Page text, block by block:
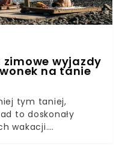
wyjazdy
na tanie
tym taniej,
to doskonały
wakacji.